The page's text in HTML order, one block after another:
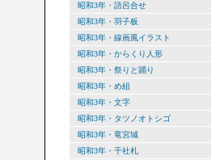
昭和3年・語呂合せ
昭和3年・羽子板
昭和3年・線画風イラスト
昭和3年・からくり人形
昭和3年・祭りと踊り
昭和3年・め組
昭和3年・文字
昭和3年・タツノオトシゴ
昭和3年・竜宮城
昭和3年・千社札